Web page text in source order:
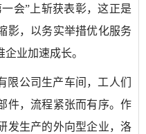
会”上斩获表彰，这正是
影，以务实举措优化服务
业加速成长。
限公司生产车间，工人们
件，流程紧张而有序。作
发生产的外向型企业，洛